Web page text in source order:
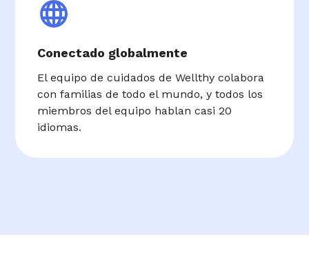
Conectado globalmente
El equipo de cuidados de Wellthy colabora
con familias de todo el mundo, y todos los
miembros del equipo hablan casi 20
idiomas.